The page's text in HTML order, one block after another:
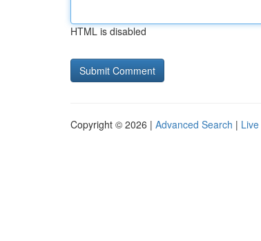
HTML is disabled
Copyright © 2026 | Advanced Search | Live